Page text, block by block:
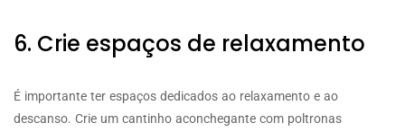
6. Crie espaços de relaxamento
É importante ter espaços dedicados ao relaxamento e ao
descanso. Crie um cantinho aconchegante com poltronas